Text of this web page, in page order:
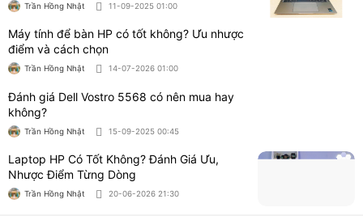
Trần Hồng Nhật 11-09-2025 01:00
Máy tính để bàn HP có tốt không? Ưu nhược
điểm và cách chọn
Trần Hồng Nhật 14-07-2026 01:00
Đánh giá Dell Vostro 5568 có nên mua hay
không?
Trần Hồng Nhật 15-09-2025 00:45
Laptop HP Có Tốt Không? Đánh Giá Ưu,
Nhược Điểm Từng Dòng
Trần Hồng Nhật 20-06-2026 21:30